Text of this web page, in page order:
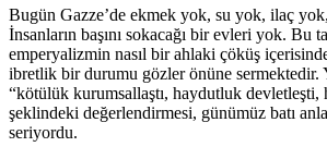
Bugün Gazze’de ekmek yok, su yok, ilaç
İnsanların başını sokacağı bir evleri yok. Bu
emperyalizmin nasıl bir ahlaki çöküş
ibretlik bir durumu gözler önüne sermektedir.
“kötülük kurumsallaştı, haydutluk devletleşti,
şeklindeki değerlendirmesi, günümüz batı
seriyordu.